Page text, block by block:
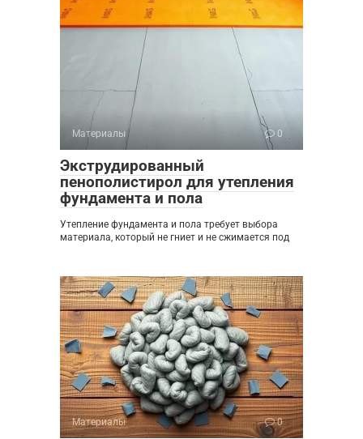
Материалы 0
Экструдированный
пенополистирол для утепления
фундамента и пола
Утепление фундамента и пола требует выбора
материала, который не гниет и не сжимается под
Материалы 0